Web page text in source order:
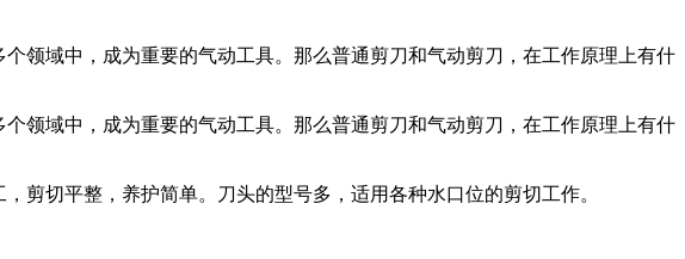
领域中，成为重要的气动工具。那么普通剪刀和气动剪刀，在工作原理上有什
领域中，成为重要的气动工具。那么普通剪刀和气动剪刀，在工作原理上有什
剪切平整，养护简单。刀头的型号多，适用各种水口位的剪切工作。